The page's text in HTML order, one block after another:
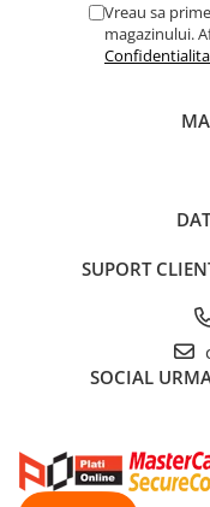
Vreau sa
magazinului.
SUPORT
SOCIAL